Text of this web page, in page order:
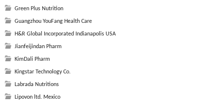
Green Plus Nutrition
Guangzhou YouFang Health Care
H&R Global Incorporated Indianapolis USA
Jianfeijindan Pharm
KimDali Pharm
Kingstar Technology Co.
Labrada Nutritions
Lipovon ltd. Mexico